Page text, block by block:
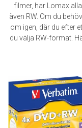
filmer, har Lomax
även RW. Om du
om igen, där du efter
du välja RW-format.